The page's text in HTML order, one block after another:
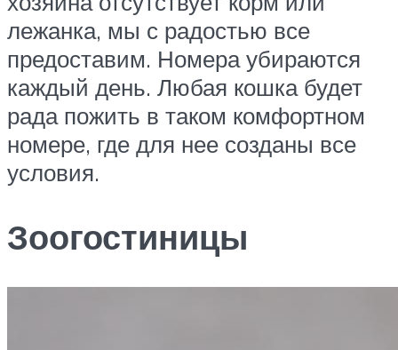
лежанка, мы с радостью все
предоставим. Номера убираются
каждый день. Любая кошка будет
рада пожить в таком комфортном
номере, где для нее созданы все
условия.
Зоогостиницы